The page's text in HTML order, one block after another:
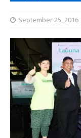
September 25, 2016